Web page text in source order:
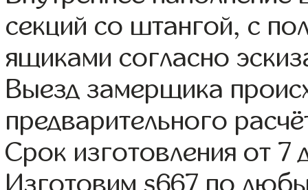
секций со штангой, с
ящиками согласно
Выезд замерщика
предварительного
Срок изготовления от 7
Изготовим s667 по